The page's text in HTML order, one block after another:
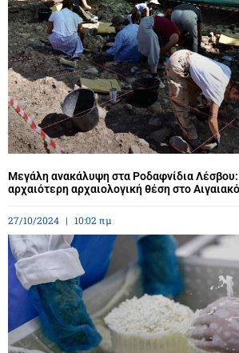
Μεγάλη ανακάλυψη στα Ροδαφνίδια
αρχαιότερη αρχαιολογική θέση στο
27/10/2024 10:02 πμ